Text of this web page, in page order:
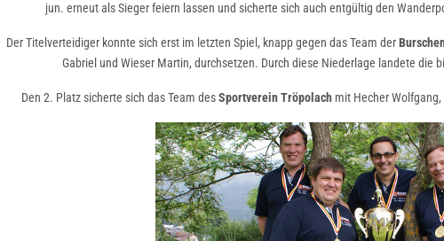
jun. erneut als Sieger feiern lassen und sicherte sich auch entgültig den
Der Titelverteidiger konnte sich erst im letzten Spiel, knapp gegen das Team der
Gabriel und Wieser Martin, durchsetzen. Durch diese Niederlage landete die
Den 2. Platz sicherte sich das Team desSportverein Tröpolach mit Hecher